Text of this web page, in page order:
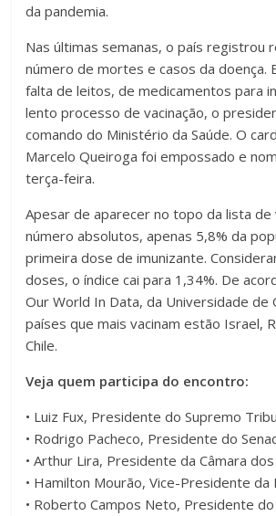
da pandemia.
Nas últimas semanas, o país registrou
número de mortes e casos da doença.
falta de leitos, de medicamentos para
lento processo de vacinação, o
comando do Ministério da Saúde. O
Marcelo Queiroga foi empossado e
terça-feira.
Apesar de aparecer no topo da lista de
número absolutos, apenas 5,8% da
primeira dose de imunizante.
doses, o índice cai para 1,34%. De
Our World In Data, da Universidade
países que mais vacinam estão Israel,
Chile.
Veja quem participa do encontro:
• Luiz Fux, Presidente do Supremo
• Rodrigo Pacheco, Presidente do
• Arthur Lira, Presidente da Câmara
• Hamilton Mourão, Vice-Presidente da
• Roberto Campos Neto, Presidente do